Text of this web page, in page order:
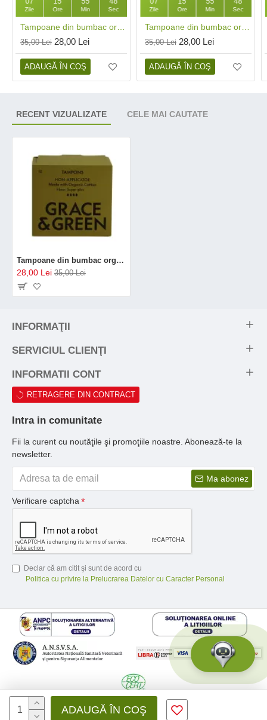
ADAUGĂ ÎN COŞ
Zile Ore Min Sec
35,00 Lei 28,00 Lei
ADAUGĂ ÎN COŞ
Zile Ore Min Sec
35,00 Lei 28,00 Lei
ADAUGĂ ÎN COŞ
RECENT VIZUALIZATE CELE MAI CAUTATE
Tampoane din bumbac organic 100%, Super Plus (15 buc), Grace and Green
28,00 Lei 35,00 Lei
INFORMAŢII
SERVICIUL CLIENŢI
INFORMATII CONT
RETRAGERE DIN CONTRACT
Intra in comunitate
Fii la curent cu noutăţile şi promoţiile noastre. Abonează-te la
newsletter.
Ma abonez
Verificare captcha
Declar că am citit şi sunt de acord cu
Politica cu privire la Prelucrarea Datelor cu Caracter Personal
© 2026 Medfusion SRL, CIF: RO31041639 | Nr. reg.: J12/3428/2012 -
Toate drepturile rezervate - by DevPro.ro